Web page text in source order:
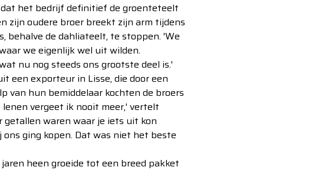
dat het bedrijf definitief de groenteteelt
zijn oudere broer breekt zijn arm tijdens
behalve de dahliateelt, te stoppen. 'We
we eigenlijk wel uit wilden.
nu nog steeds ons grootste deel is.'
een exporteur in Lisse, die door een
hun bemiddelaar kochten de broers
vergeet ik nooit meer,' vertelt
getallen waren waar je iets uit kon
ging kopen. Dat was niet het beste
heen groeide tot een breed pakket